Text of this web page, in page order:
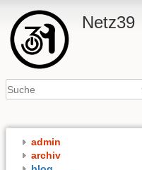
Netz39
admin
archiv